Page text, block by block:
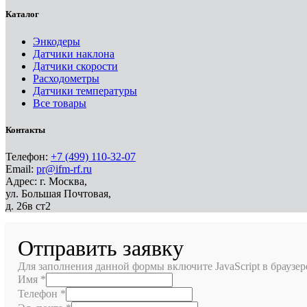
Каталог
Энкодеры
Датчики наклона
Датчики скорости
Расходометры
Датчики температуры
Все товары
Контакты
Телефон: +7 (499) 110-32-07
Email: pr@ifm-rf.ru
Адрес: г. Москва,
ул. Большая Почтовая,
д. 26в ст2
Отправить заявку
Для заполнения данной формы включите JavaScript в
Имя *
Телефон *